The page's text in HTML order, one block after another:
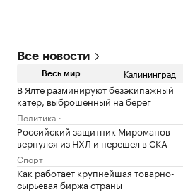
Все новости
Весь мир Калининград
В Ялте разминируют безэкипажный
катер, выброшенный на берег
Политика
Российский защитник Мироманов
вернулся из НХЛ и перешел в СКА
Спорт
Как работает крупнейшая товарно-
сырьевая биржа страны